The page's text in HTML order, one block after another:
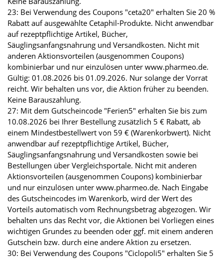
23: Bei Verwendung des Coupons "ceta20" erhalten Sie 20 %
Rabatt auf ausgewählte Cetaphil-Produkte. Nicht anwendbar
auf rezeptpflichtige Artikel, Bücher,
Säuglingsanfangsnahrung und Versandkosten. Nicht mit
anderen Aktionsvorteilen (ausgenommen Coupons)
kombinierbar und nur einzulösen unter www.pharmeo.de.
Gültig: 01.08.2026 bis 01.09.2026. Nur solange der Vorrat
reicht. Wir behalten uns vor, die Aktion früher zu beenden.
Keine Barauszahlung.
27: Mit dem Gutscheincode "Ferien5" erhalten Sie bis zum
10.08.2026 bei Ihrer Bestellung zusätzlich 5 € Rabatt, ab
einem Mindestbestellwert von 59 € (Warenkorbwert). Nicht
anwendbar auf rezeptpflichtige Artikel, Bücher,
Säuglingsanfangsnahrung und Versandkosten sowie bei
Bestellungen über Vergleichsportale. Nicht mit anderen
Aktionsvorteilen (ausgenommen Coupons) kombinierbar
und nur einzulösen unter www.pharmeo.de. Nach Eingabe
des Gutscheincodes im Warenkorb, wird der Wert des
Vorteils automatisch vom Rechnungsbetrag abgezogen. Wir
behalten uns das Recht vor, die Aktionen bei Vorliegen eines
wichtigen Grundes zu beenden oder ggf. mit einem anderen
Gutschein bzw. durch eine andere Aktion zu ersetzen.
30: Bei Verwendung des Coupons "Ciclopoli5" erhalten Sie 5